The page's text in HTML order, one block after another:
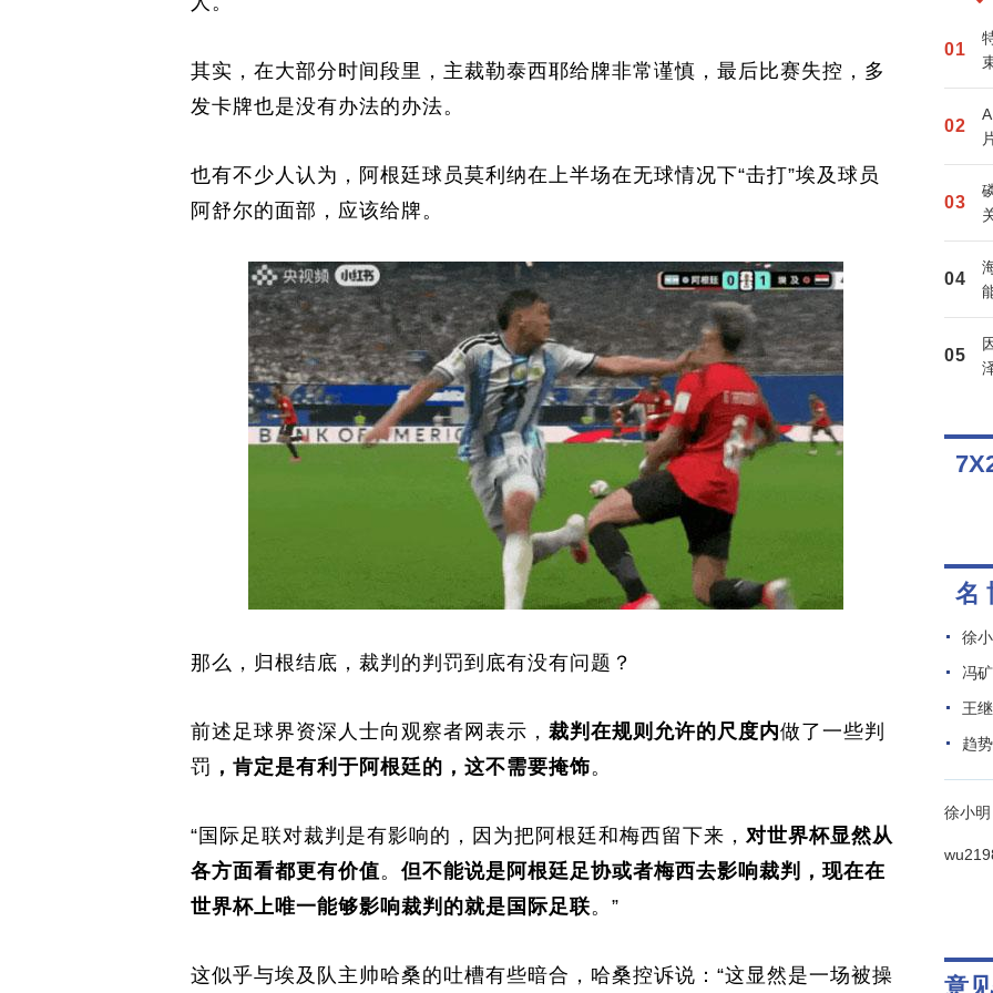
其实，在大部分时间段里，主裁勒泰西耶给牌非常谨慎，最后比赛失控，多
发卡牌也是没有办法的办法。
也有不少人认为，阿根廷球员莫利纳在上半场在无球情况下“击打”埃及球员
阿舒尔的面部，应该给牌。
那么，归根结底，裁判的判罚到底有没有问题？
前述足球界资深人士向观察者网表示， 裁判在规则允许的尺度内做了一些判
罚 ，肯定是有利于阿根廷的，这不需要掩饰。
“国际足联对裁判是有影响的，因为把阿根廷和梅西留下来， 对世界杯显然从
各方面看都更有价值。 但不能说是阿根廷足协或者梅西去影响裁判，现在在
世界杯上唯一能够影响裁判的就是国际足联。”
这似乎与埃及队主帅哈桑的吐槽有些暗合，哈桑控诉说：“这显然是一场被操